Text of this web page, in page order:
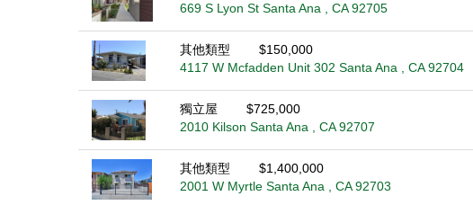
669 S Lyon St Santa Ana , CA 92705
其他類型
$150,000
4117 W Mcfadden Unit 302 Santa Ana , CA 92704
獨立屋
$725,000
2010 Kilson Santa Ana , CA 92707
其他類型
$1,400,000
2001 W Myrtle Santa Ana , CA 92703